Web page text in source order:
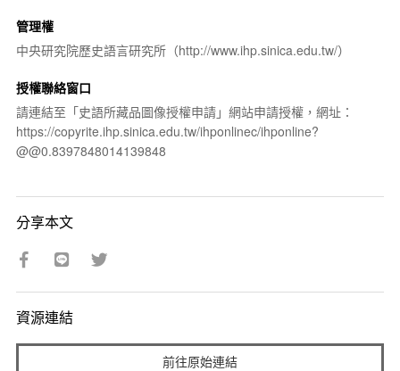
管理權
中央研究院歷史語言研究所（http://www.ihp.sinica.edu.tw/）
授權聯絡窗口
請連結至「史語所藏品圖像授權申請」網站申請授權，網址：
https://copyrite.ihp.sinica.edu.tw/ihponlinec/ihponline?
@@0.8397848014139848
分享本文
資源連結
前往原始連結